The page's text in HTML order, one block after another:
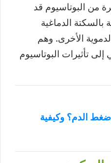
من البوتاسيوم قد
الدماغية
الأخرى. وهم
تأثيرات البوتاسيوم
الدم؟ وكيفية